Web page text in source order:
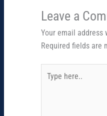
Leave a
Your email address
Required fields are
here..